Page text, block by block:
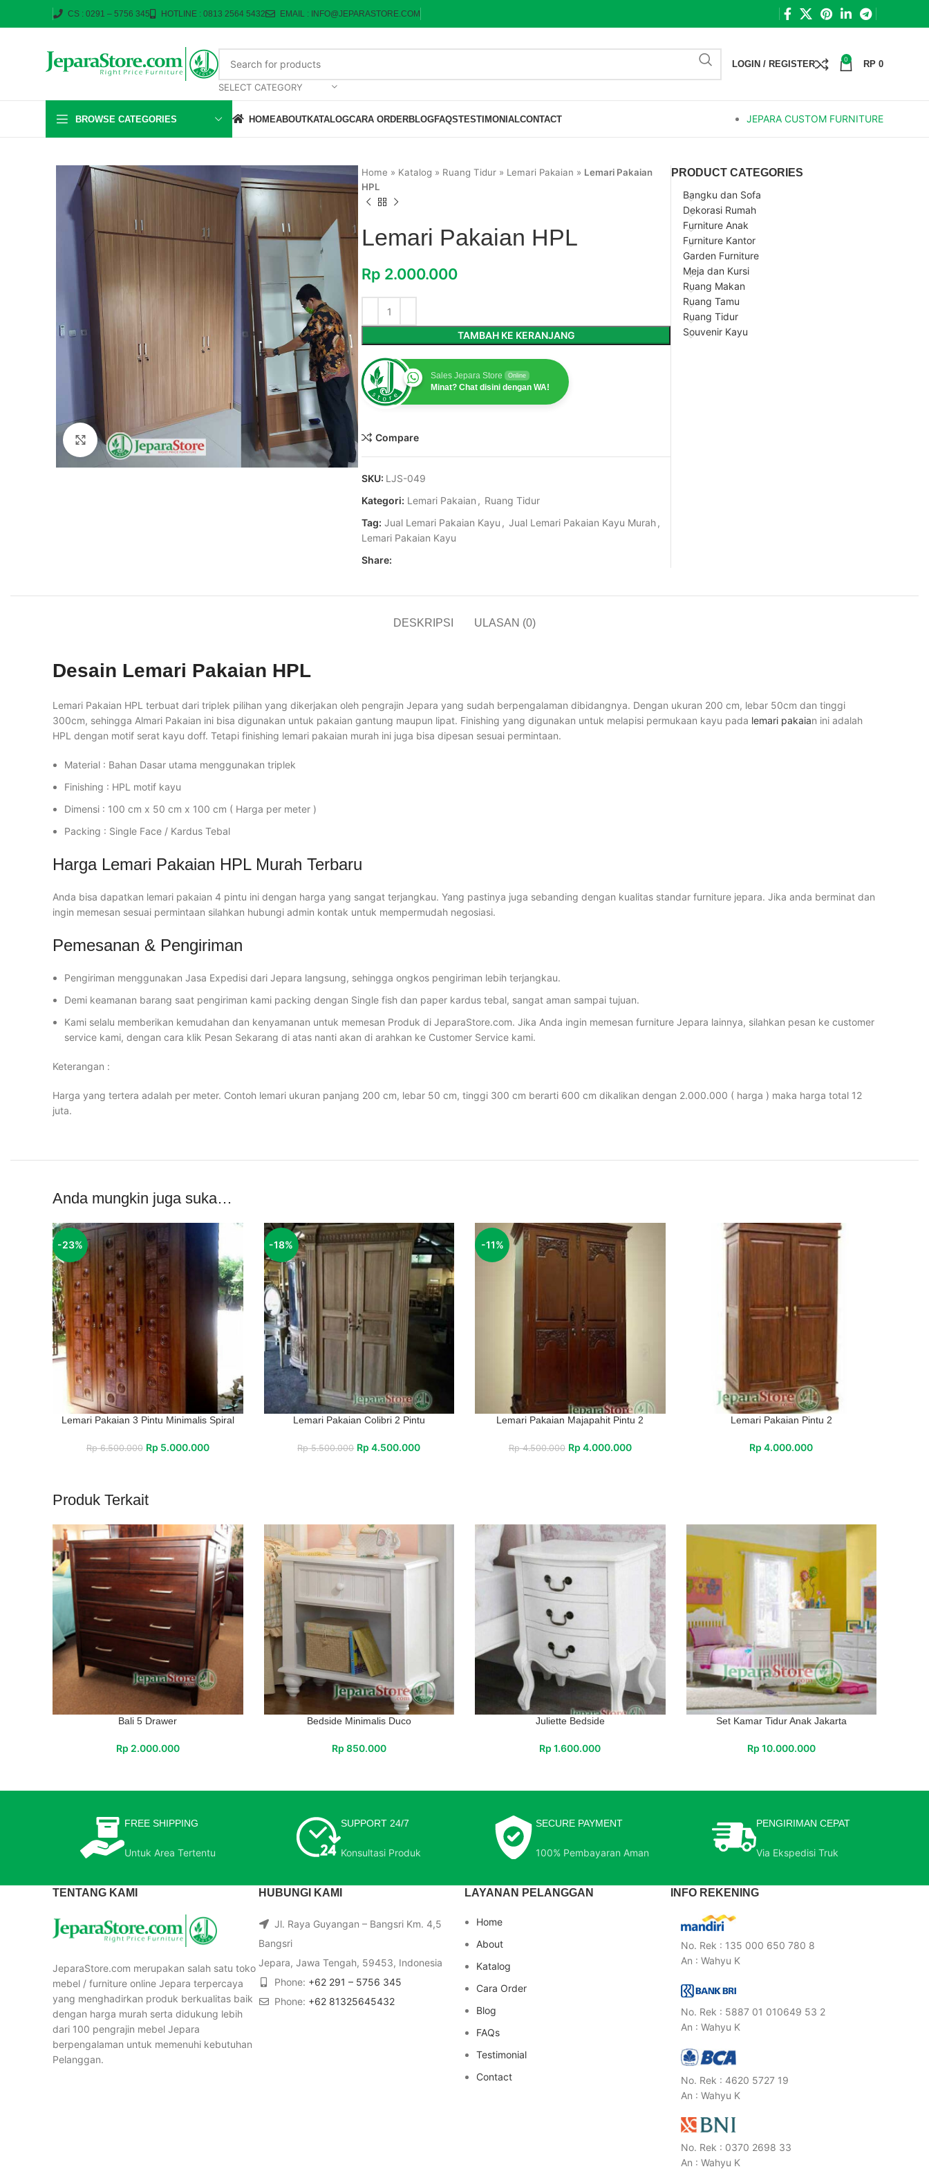
CS : 0291 – 5756 345 HOTLINE : 0813 2564 5432 EMAIL : INFO@JEPARASTORE.COM
SELECT CATEGORY
LOGIN / REGISTER 0 RP 0
BROWSE CATEGORIES HOMEABOUTKATALOGCARA ORDERBLOGFAQSTESTIMONIALCONTACT JEPARA CUSTOM FURNITURE
Click to enlarge
Home » Katalog » Ruang Tidur » Lemari Pakaian » Lemari Pakaian
HPL
Lemari Pakaian HPL
Rp 2.000.000
TAMBAH KE KERANJANG
Sales Jepara Store Online
Minat? Chat disini dengan WA!
Compare
SKU: LJS-049
Kategori: Lemari Pakaian , Ruang Tidur
Tag: Jual Lemari Pakaian Kayu , Jual Lemari Pakaian Kayu Murah,
Lemari Pakaian Kayu
Share:
PRODUCT CATEGORIES
Bangku dan Sofa
Dekorasi Rumah
Furniture Anak
Furniture Kantor
Garden Furniture
Meja dan Kursi
Ruang Makan
Ruang Tamu
Ruang Tidur
Souvenir Kayu
DESKRIPSI ULASAN (0)
Desain Lemari Pakaian HPL
Lemari Pakaian HPL terbuat dari triplek pilihan yang dikerjakan oleh pengrajin Jepara yang sudah berpengalaman dibidangnya. Dengan ukuran 200 cm, lebar 50cm dan tinggi
300cm, sehingga Almari Pakaian ini bisa digunakan untuk pakaian gantung maupun lipat. Finishing yang digunakan untuk melapisi permukaan kayu pada lemari pakaian ini adalah
HPL dengan motif serat kayu doff. Tetapi finishing lemari pakaian murah ini juga bisa dipesan sesuai permintaan.
Material : Bahan Dasar utama menggunakan triplek
Finishing : HPL motif kayu
Dimensi : 100 cm x 50 cm x 100 cm ( Harga per meter )
Packing : Single Face / Kardus Tebal
Harga Lemari Pakaian HPL Murah Terbaru
Anda bisa dapatkan lemari pakaian 4 pintu ini dengan harga yang sangat terjangkau. Yang pastinya juga sebanding dengan kualitas standar furniture jepara. Jika anda berminat dan
ingin memesan sesuai permintaan silahkan hubungi admin kontak untuk mempermudah negosiasi.
Pemesanan & Pengiriman
Pengiriman menggunakan Jasa Expedisi dari Jepara langsung, sehingga ongkos pengiriman lebih terjangkau.
Demi keamanan barang saat pengiriman kami packing dengan Single fish dan paper kardus tebal, sangat aman sampai tujuan.
Kami selalu memberikan kemudahan dan kenyamanan untuk memesan Produk di JeparaStore.com. Jika Anda ingin memesan furniture Jepara lainnya, silahkan pesan ke customer
service kami, dengan cara klik Pesan Sekarang di atas nanti akan di arahkan ke Customer Service kami.
Keterangan :
Harga yang tertera adalah per meter. Contoh lemari ukuran panjang 200 cm, lebar 50 cm, tinggi 300 cm berarti 600 cm dikalikan dengan 2.000.000 ( harga ) maka harga total 12
juta.
Anda mungkin juga suka…
-23%
Lemari Pakaian 3 Pintu Minimalis Spiral
Rp6.500.000 Rp 5.000.000
-18%
Lemari Pakaian Colibri 2 Pintu
Rp5.500.000 Rp 4.500.000
-11%
Lemari Pakaian Majapahit Pintu 2
Rp4.500.000 Rp 4.000.000
Lemari Pakaian Pintu 2
Rp 4.000.000
Produk Terkait
Bali 5 Drawer
Rp 2.000.000
Bedside Minimalis Duco
Rp 850.000
Juliette Bedside
Rp 1.600.000
Set Kamar Tidur Anak Jakarta
Rp 10.000.000
FREE SHIPPING
Untuk Area Tertentu
SUPPORT 24/7
Konsultasi Produk
SECURE PAYMENT
100% Pembayaran Aman
PENGIRIMAN CEPAT
Via Ekspedisi Truk
TENTANG KAMI
JeparaStore.com merupakan salah satu toko
mebel / furniture online Jepara terpercaya
yang menghadirkan produk berkualitas baik
dengan harga murah serta didukung lebih
dari 100 pengrajin mebel Jepara
berpengalaman untuk memenuhi kebutuhan
Pelanggan.
HUBUNGI KAMI
Jl. Raya Guyangan – Bangsri Km. 4,5
Bangsri
Jepara, Jawa Tengah, 59453, Indonesia
Phone: +62 291 – 5756 345
Phone: +62 81325645432
LAYANAN PELANGGAN
Home
About
Katalog
Cara Order
Blog
FAQs
Testimonial
Contact
INFO REKENING
No. Rek : 135 000 650 780 8
An : Wahyu K
No. Rek : 5887 01 010649 53 2
An : Wahyu K
No. Rek : 4620 5727 19
An : Wahyu K
No. Rek : 0370 2698 33
An : Wahyu K